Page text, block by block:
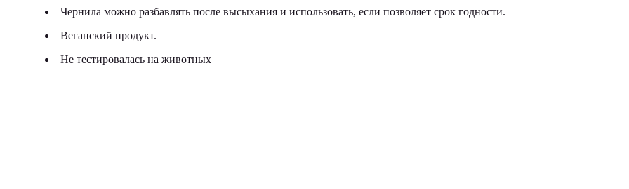
Чернила можно разбавлять после высыхания и использовать, если позволяет срок годности.
Веганский продукт.
Не тестировалась на животных